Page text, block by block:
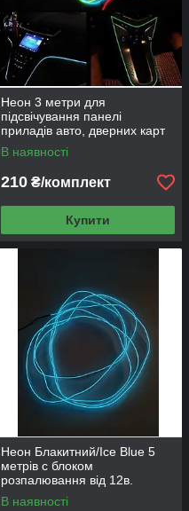
Неон 3 метри для
підсвічування панелі
приладів авто, дверних карт
та ін.
В наявності
210 ₴/комплект
Купити
Неон Блакитний/Ice Blue 5
метрів c блоком
розпалювання від 12в.
В наявності